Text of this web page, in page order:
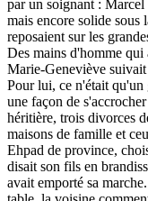
par un soignant :
mais encore solide sous
reposaient sur les
Des mains d'homme qui
Marie-Geneviève
Pour lui, ce n'était qu'un
une façon de
héritière, trois divorces
maisons de famille et
Ehpad de province,
disait son fils en
avait emporté sa